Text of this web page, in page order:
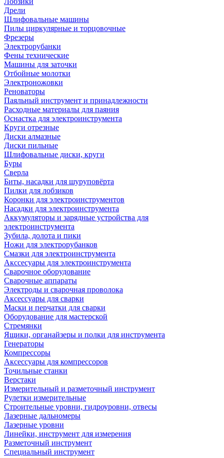
Дрели
Шлифовальные машины
Пилы циркулярные и торцовочные
Фрезеры
Электрорубанки
Фены технические
Машины для заточки
Отбойные молотки
Электроножовки
Реноваторы
Паяльный инструмент и принадлежности
Расходные материалы для паяния
Оснастка для электроинструмента
Круги отрезные
Диски алмазные
Диски пильные
Шлифовальные диски, круги
Буры
Сверла
Биты, насадки для шуруповёрта
Пилки для лобзиков
Коронки для электроинструментов
Насадки для электроинструмента
Аккумуляторы и зарядные устройства для
электроинструмента
Зубила, долота и пики
Ножи для электрорубанков
Смазки для электроинструмента
Акссесуары для электроинструмента
Сварочное оборудование
Сварочные аппараты
Электроды и сварочная проволока
Аксессуары для сварки
Маски и перчатки для сварки
Оборудование для мастерской
Стремянки
Ящики, органайзеры и полки для инструмента
Генераторы
Компрессоры
Аксессуары для компрессоров
Точильные станки
Верстаки
Измерительный и разметочный инструмент
Рулетки измерительные
Строительные уровни, гидроуровни, отвесы
Лазерные дальномеры
Лазерные уровни
Линейки, инструмент для измерения
Разметочный инструмент
Специальный инструмент